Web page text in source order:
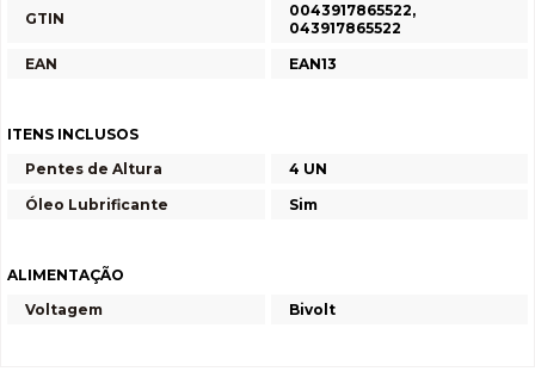
GTIN
0043917865522,
043917865522
EAN
EAN13
ITENS INCLUSOS
Pentes de Altura
4 UN
Óleo Lubrificante
Sim
ALIMENTAÇÃO
Voltagem
Bivolt